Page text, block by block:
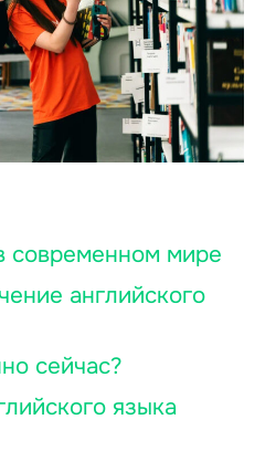
современном мире
английского
сейчас?
языка